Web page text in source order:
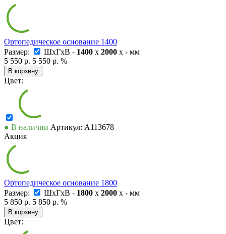
Ортопедическое основание 1400
Размер:
ШxГxВ - 1400 x 2000 x - мм
5 550 р. 5 550 р. %
В корзину
Цвет:
● В наличии Артикул: А113678
Акция
Ортопедическое основание 1800
Размер:
ШxГxВ - 1800 x 2000 x - мм
5 850 р. 5 850 р. %
В корзину
Цвет: